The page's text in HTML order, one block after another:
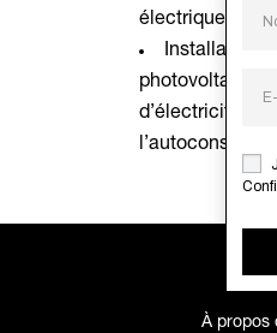
électrique.
Installation
photovoltaïque
d’électricité pour
À propos